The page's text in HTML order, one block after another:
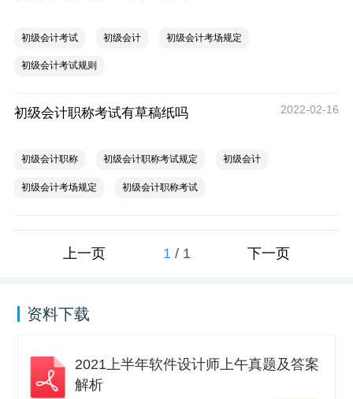
初级会计考试 初级会计 初级会计考场规定
初级会计考试规则
初级会计职称考试有草稿纸吗 2022-02-16
初级会计职称 初级会计职称考试规定 初级会计
初级会计考场规定 初级会计职称考试
上一页 1 / 1 下一页
资料下载
2021上半年软件设计师上午真题及答案
解析